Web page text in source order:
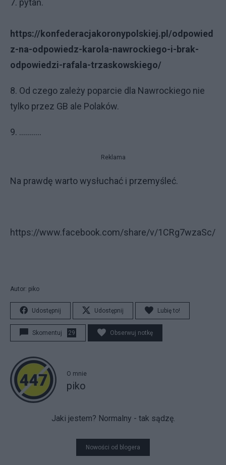
7. pytań.
https://konfederacjakoronypolskiej.pl/odpowied
z-na-odpowiedz-karola-nawrockiego-i-brak-
odpowiedzi-rafala-trzaskowskiego/
8. Od czego zależy poparcie dla Nawrockiego nie
tylko przez GB ale Polaków.
9. ...........
Reklama
Na prawdę warto wysłuchać i przemyśleć.
https://www.facebook.com/share/v/1CRg7wzaSc/
Autor: piko
Udostępnij Udostępnij Lubię to!
Skomentuj 29 Obserwuj notkę
O mnie
piko
Jaki jestem? Normalny - tak sądzę.
Nowości od blogera